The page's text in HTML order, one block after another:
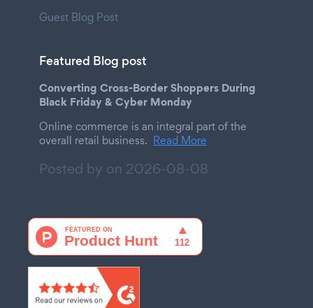
Guest Blog Post
Featured Blog post
Converting Cross-Border Shoppers During
Black Friday & Cyber Monday
Online commerce is an integral part of the
overall retail business. Read More
Posted by on 2026-08-08